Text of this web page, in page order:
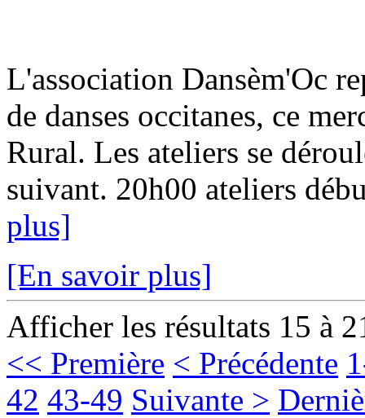
L'association Dansèm'Oc
de danses occitanes, ce
Rural. Les ateliers se
suivant. 20h00 ateliers
plus]
[En savoir plus]
Afficher les résultats 15 à
<< Première < Précédente
42 43-49 Suivante >